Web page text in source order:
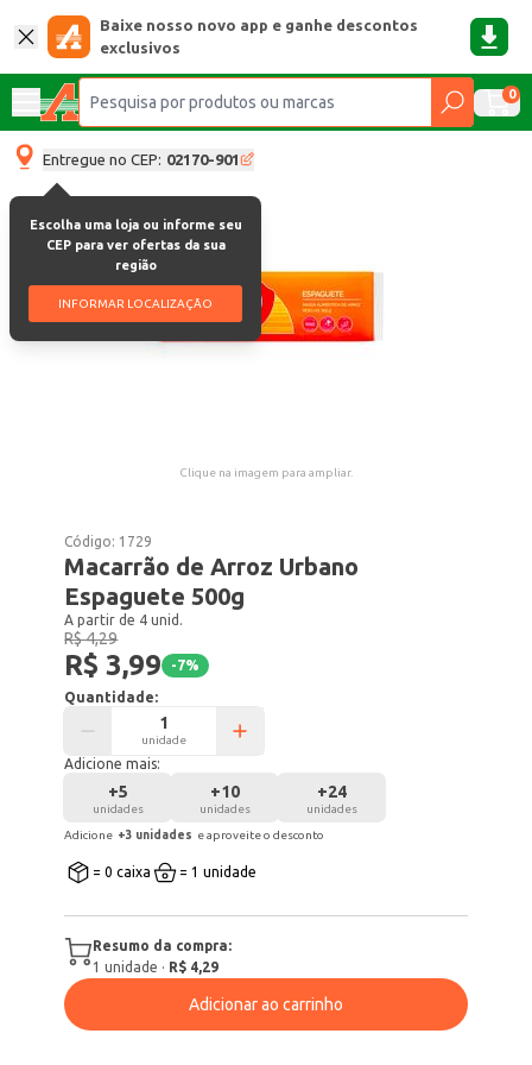
Baixe nosso novo app e ganhe descontos
exclusivos
0
Entregue no CEP: 02170-901
Escolha uma loja ou informe seu
CEP para ver ofertas da sua
região
INFORMAR LOCALIZAÇÃO
Clique na imagem para ampliar.
Código: 1729
Macarrão de Arroz Urbano
Espaguete 500g
A partir de 4 unid.
R$ 4,29
R$ 3,99 -7%
Quantidade:
unidade
Adicione mais:
+5
unidades
+10
unidades
+24
unidades
Adicione +3 unidades e aproveite o desconto
= 0 caixa = 1 unidade
Resumo da compra:
1 unidade · R$ 4,29
Adicionar ao carrinho